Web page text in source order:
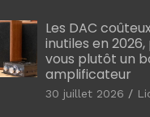
Les DAC
inutiles en
vous plutôt un
amplificateur
30 juillet 2026